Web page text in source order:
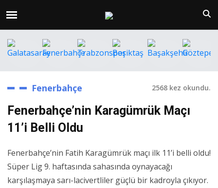
Fenerbahçe 2568 kez okundu.
Fenerbahçe’nin Karagümrük Maçı
11’i Belli Oldu
Fenerbahçe’nin Fatih Karagümrük maçı ilk 11’i belli oldu!
Süper Lig 9. haftasında sahasında oynayacağı
karşılaşmaya sarı-lacivertliler güçlü bir kadroyla çıkıyor.